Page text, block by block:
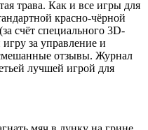
трава. Как и все игры для
красно-чёрной
счёт специального 3D-
за управление и
отзывы. Журнал
лучшей игрой для